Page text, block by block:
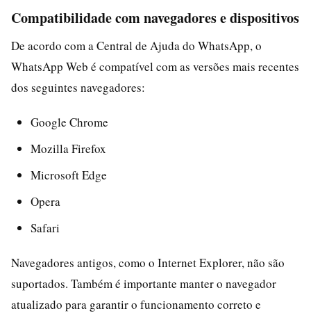
Compatibilidade com navegadores e dispositivos
De acordo com a Central de Ajuda do WhatsApp, o
WhatsApp Web é compatível com as versões mais recentes
dos seguintes navegadores:
Google Chrome
Mozilla Firefox
Microsoft Edge
Opera
Safari
Navegadores antigos, como o Internet Explorer, não são
suportados. Também é importante manter o navegador
atualizado para garantir o funcionamento correto e